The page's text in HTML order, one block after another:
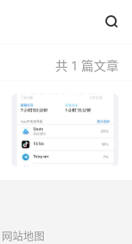

共 1 篇文章
网站地图